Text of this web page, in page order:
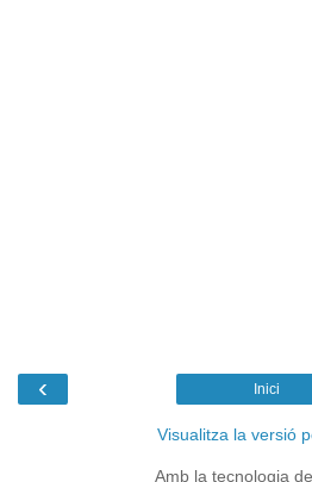
‹ Inici
Visualitza la versió
Amb la tecnologia de